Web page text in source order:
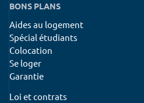
BONS PLANS
Aides au logement
Spécial étudiants
Colocation
Se loger
Garantie
Loi et contrats